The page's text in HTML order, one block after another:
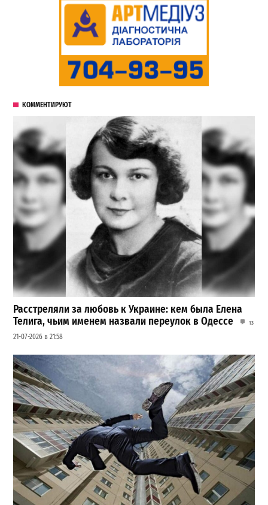
КОММЕНТИРУЮТ
Расстреляли за любовь к Украине: кем была Елена
Телига, чьим именем назвали переулок в Одессе
13
21-07-2026 в 21:58